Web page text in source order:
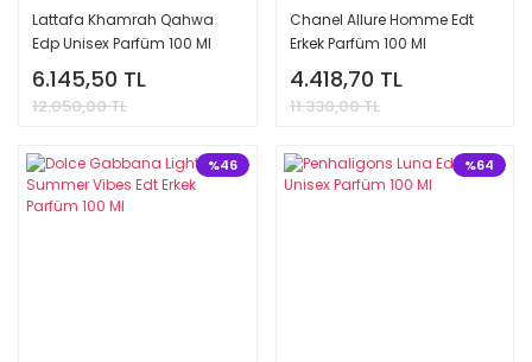
Lattafa Khamrah Qahwa
Edp Unisex Parfüm 100 Ml
6.145,50 TL
12.050,00 TL
Chanel Allure Homme Edt
Erkek Parfüm 100 Ml
4.418,70 TL
11.330,00 TL
%46 %64